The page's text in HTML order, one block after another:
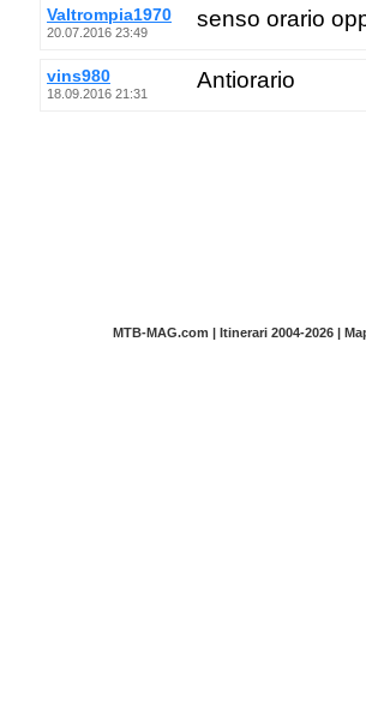
Valtrompia1970
20.07.2016 23:49
senso orario
vins980
18.09.2016 21:31
Antiorario
MTB-MAG.com | Itinerari 2004-2026 |